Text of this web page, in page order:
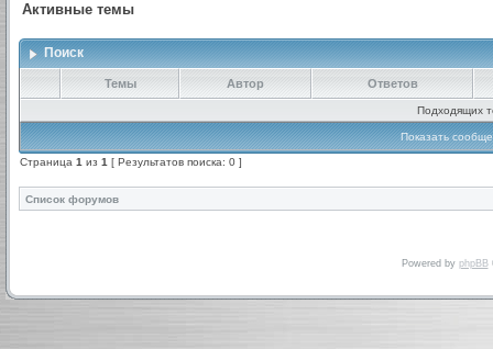
Активные темы
Поиск
Темы Автор Ответов
Подходящих
Показать
Страница 1 из 1 [ Результатов поиска: 0 ]
Список форумов
Powered by phpBB